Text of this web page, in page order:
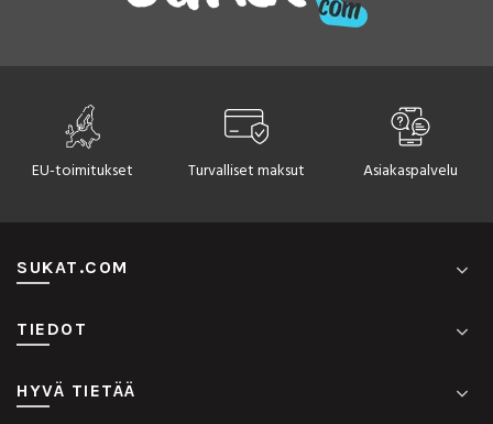
EU-toimitukset Turvalliset maksut Asiakaspalvelu
SUKAT.COM
TIEDOT
HYVÄ TIETÄÄ